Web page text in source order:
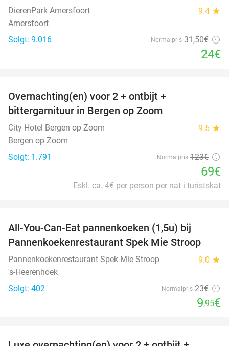
DierenPark Amersfoort 9.4 star
Amersfoort
Solgt: 9.016
Normalpris 31,50€
24€
Overnachting(en) voor 2 + ontbijt +
bittergarnituur in Bergen op Zoom
City Hotel Bergen op Zoom 9.5 star
Bergen op Zoom
Solgt: 1.791
Normalpris 123€
69€
Eskl. ca. 4€ per person per nat i turistskat
All-You-Can-Eat pannenkoeken (1,5u) bij
Pannenkoekenrestaurant Spek Mie Stroop
Pannenkoekenrestaurant Spek Mie Stroop 9.0 star
's-Heerenhoek
Solgt: 402
Normalpris 23€
9,95€